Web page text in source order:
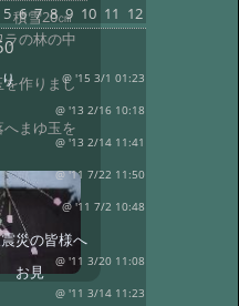
雪20㎝
の林の中
作りまし
まゆ玉を
5 6 7 8 9 10 11 12
@ '15 3/1 01:23
@ '13 2/16 10:18
@ '13 2/14 11:41
@ '11 7/22 11:50
@ '11 7/2 10:48
災の皆様へ
@ '11 3/20 11:08
お見
@ '11 3/14 11:23